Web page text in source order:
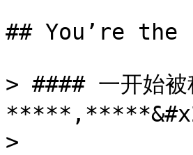
## You’re
> #### 一开始被
>